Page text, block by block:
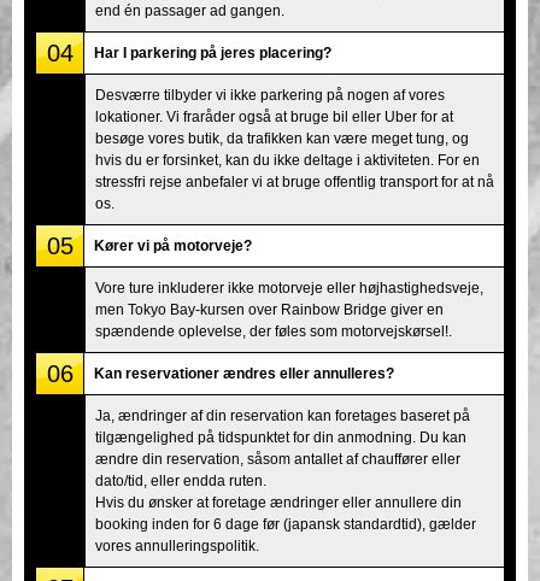
end én passager ad gangen.
04 Har I parkering på jeres placering?
Desværre tilbyder vi ikke parkering på nogen af vores
lokationer. Vi fraråder også at bruge bil eller Uber for at
besøge vores butik, da trafikken kan være meget tung, og
hvis du er forsinket, kan du ikke deltage i aktiviteten. For en
stressfri rejse anbefaler vi at bruge offentlig transport for at nå
os.
05 Kører vi på motorveje?
Vore ture inkluderer ikke motorveje eller højhastighedsveje,
men Tokyo Bay-kursen over Rainbow Bridge giver en
spændende oplevelse, der føles som motorvejskørsel!.
06 Kan reservationer ændres eller annulleres?
Ja, ændringer af din reservation kan foretages baseret på
tilgængelighed på tidspunktet for din anmodning. Du kan
ændre din reservation, såsom antallet af chauffører eller
dato/tid, eller endda ruten.
Hvis du ønsker at foretage ændringer eller annullere din
booking inden for 6 dage før (japansk standardtid), gælder
vores annulleringspolitik.